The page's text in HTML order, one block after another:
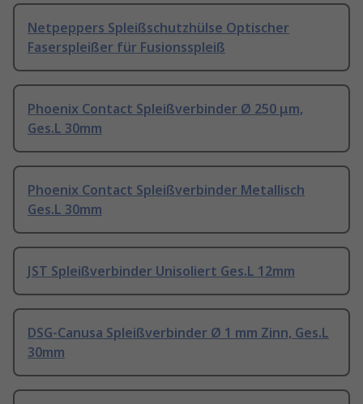
Netpeppers Spleißschutzhülse Optischer
Faserspleißer für Fusionsspleiß
Phoenix Contact Spleißverbinder Ø 250 μm,
Ges.L 30mm
Phoenix Contact Spleißverbinder Metallisch
Ges.L 30mm
JST Spleißverbinder Unisoliert Ges.L 12mm
DSG-Canusa Spleißverbinder Ø 1 mm Zinn, Ges.L
30mm